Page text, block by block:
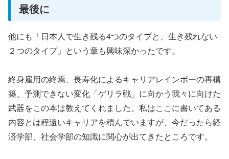
最後に
他にも「日本人で生き残る4つのタイプと、生き残れない
２つのタイプ」という章も興味深かったです。
終身雇用の終焉、長寿化によるキャリアレインボーの再構
築、予測できない変化「ゲリラ戦」に向かう我々に向けた
武器をこの本は教えてくれました。私はここに書いてある
内容とは程遠いキャリアを積んでいますが、今だったら経
済学部、社会学部の知識に関心が出てきたところです。